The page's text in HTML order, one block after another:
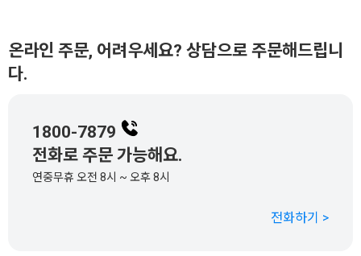
온라인 주문, 어려우세요? 상담으로 주문해드립니
다.
1800-7879
전화로 주문 가능해요.
연중무휴 오전 8시 ~ 오후 8시
전화하기 >